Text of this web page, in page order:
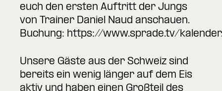
euch den ersten Auftritt der Jungs
von Trainer Daniel Naud anschauen.
Buchung: https://www.sprade.tv/
Unsere Gäste aus der Schweiz sind
bereits ein wenig länger auf dem Eis
aktiv und haben einen Großteil des